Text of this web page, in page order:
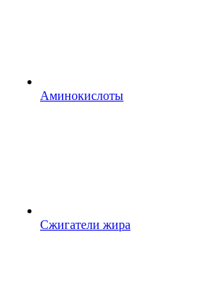
Аминокислоты
Сжигатели жира